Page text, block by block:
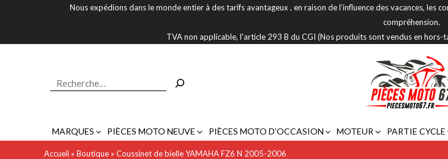
Nous expédions dans le monde entier à des tarifs avantageux , en raison de l’influence des vacances,
compréhension.
TVA non applicable, l'article 293 B du CGI (Nos produits sont vendus en hors-
MARQUES PIÈCES MOTO NEUVE PIÈCES MOTO D’OCCASION MOTEUR PARTIE CYCLE
Accueil » Boutique » Coussinet de bielle YAMAHA FZ6 N 2005-2006